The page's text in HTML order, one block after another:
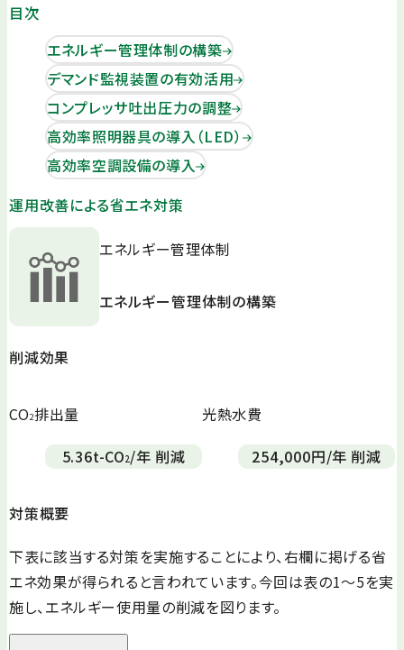
目次
エネルギー管理体制の構築
デマンド監視装置の有効活用
コンプレッサ吐出圧力の調整
高効率照明器具の導入（LED）
高効率空調設備の導入
運用改善による省エネ対策
エネルギー管理体制
エネルギー管理体制の構築
削減効果
CO2排出量
5.36t-CO2/年 削減
光熱水費
254,000円/年 削減
対策概要
下表に該当する対策を実施することにより、右欄に掲げる省
エネ効果が得られると言われています。今回は表の1～5を実
施し、エネルギー使用量の削減を図ります。